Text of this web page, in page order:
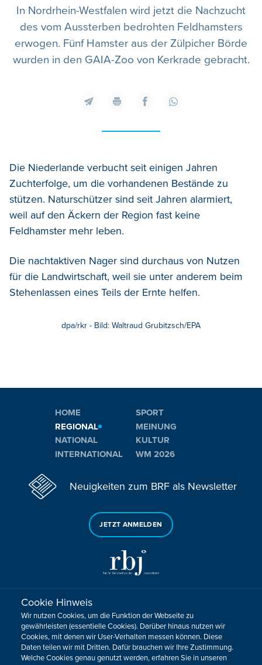
In Nordrhein-Westfalen wird jetzt die Nachzucht
des vom Aussterben bedrohten Feldhamsters
erwogen. Fünf Hamster aus der Zülpicher Börde
wurden in den GAIA-Zoo von Kerkrade gebracht.
Die Niederlande verbucht seit einigen Jahren
Zuchterfolge, um die vorhandenen Bestände zu
stützen. Naturschützer sind seit Jahren alarmiert,
weil auf den Äckern der Region fast keine
Feldhamster mehr leben.
Die nachtaktiven Nager sind durchaus von Nutzen
für die Landwirtschaft, weil sie unter anderem beim
Stehenlassen eines Teils der Ernte helfen.
dpa/rkr - Bild: Waltraud Grubitzsch/EPA
HOME
REGIONAL
NATIONAL
INTERNATIONAL
SPORT
MEINUNG
KULTUR
WM 2026
Neuigkeiten zum BRF als Newsletter
JETZT ANMELDEN
Sie haben noch Fragen oder Anmerkungen?
KONTAKTIEREN SIE UNS!
Impressum Datenschutz Kontakt
Barrierefreiheit
Cookie Hinweis
Wir nutzen Cookies, um die Funktion der Webseite zu
gewährleisten (essentielle Cookies). Darüber hinaus nutzen wir
Cookies, mit denen wir User-Verhalten messen können. Diese
Daten teilen wir mit Dritten. Dafür brauchen wir Ihre Zustimmung.
Welche Cookies genau genutzt werden, erfahren Sie in unseren